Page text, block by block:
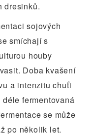
dresinků.
sojových
smíchají s
houby
Doba kvašení
a intenzitu chuťi
fermentovaná
se může
po několik let.